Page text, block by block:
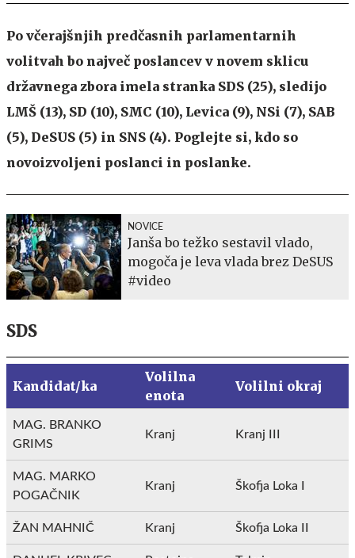
Po včerajšnjih predčasnih parlamentarnih
volitvah bo največ poslancev v novem sklicu
državnega zbora imela stranka SDS (25), sledijo
LMŠ (13), SD (10), SMC (10), Levica (9), NSi (7), SAB
(5), DeSUS (5) in SNS (4). Poglejte si, kdo so
novoizvoljeni poslanci in poslanke.
NOVICE
Janša bo težko sestavil vlado,
mogoča je leva vlada brez DeSUS
#video
SDS
Kandidat/ka
Volilna
enota
Volilni okraj
MAG. BRANKO
GRIMS
Kranj Kranj III
MAG. MARKO
POGAČNIK
Kranj Škofja Loka I
ŽAN MAHNIČ Kranj Škofja Loka II